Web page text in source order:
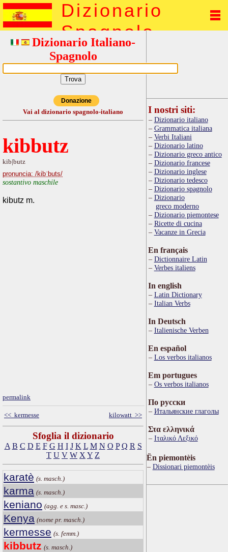
Dizionario
Spagnolo
Dizionario Italiano-
Spagnolo
Donazione
Vai al dizionario spagnolo-italiano
kibbutz
kib|butz
pronuncia: /kibˈbuts/
sostantivo maschile
kibutz m.
permalink
<< kermesse kilowatt >>
Sfoglia il dizionario
A B C D E F G H I J K L M N O P Q R S
T U V W X Y Z
karatè (s. masch.)
karma (s. masch.)
keniano (agg. e s. masc.)
Kenya (nome pr. masch.)
kermesse (s. femm.)
kibbutz (s. masch.)
I nostri siti:
Dizionario italiano
Grammatica italiana
Verbi Italiani
Dizionario latino
Dizionario greco antico
Dizionario francese
Dizionario inglese
Dizionario tedesco
Dizionario spagnolo
Dizionario
greco moderno
Dizionario piemontese
Ricette di cucina
Vacanze in Grecia
En français
Dictionnaire Latin
Verbes italiens
In english
Latin Dictionary
Italian Verbs
In Deutsch
Italienische Verben
En español
Los verbos italianos
Em portugues
Os verbos italianos
По русски
Итальянские глаголы
Στα ελληνικά
Ιταλικό Λεξικό
Ën piemontèis
Dissionari piemontèis